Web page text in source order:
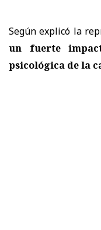
Según explicó la
un fuerte
psicológica de la